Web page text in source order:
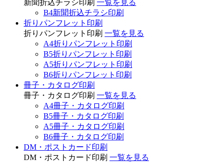
新聞折込チラシ印刷 一覧を見る
B4新聞折込チラシ印刷
折りパンフレット印刷
折りパンフレット印刷 一覧を見る
A4折りパンフレット印刷
B5折りパンフレット印刷
A5折りパンフレット印刷
B6折りパンフレット印刷
冊子・カタログ印刷
冊子・カタログ印刷 一覧を見る
A4冊子・カタログ印刷
B5冊子・カタログ印刷
A5冊子・カタログ印刷
B6冊子・カタログ印刷
DM・ポストカード印刷
DM・ポストカード印刷 一覧を見る